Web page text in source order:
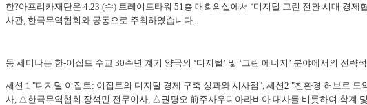
한?아프리카재단은 4.23.(수) 트레이드타워 51층 대회의실에서 ‘디지털 그린 전환 시대 경
사관, 한국무역협회와 공동으로 주최하였습니다.
동 세미나는 한-이집트 수교 30주년 계기 양국의 ‘디지털’ 및 ‘그린 에너지’ 분야에서의 전략
세션 1 "디지털 이집트: 이집트의 디지털 경제 구축 성과와 시사점", 세션2 "친환경 허브로
사, △한국무역협회 장석민 전무이사, △권평오 前주사우디아라비아 대사를 비롯하여 학계